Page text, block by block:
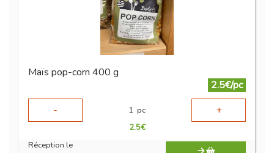
Maïs pop-corn 400 g
2.5€/pc
-
1 pc +
2.5€
Réception le